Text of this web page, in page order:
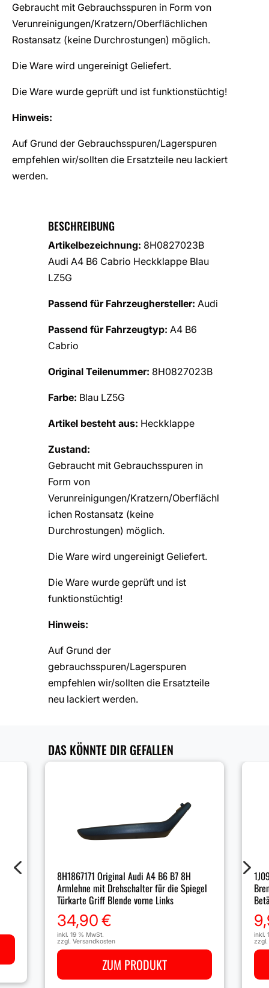
Gebraucht mit Gebrauchsspuren in Form von
Verunreinigungen/Kratzern/Oberflächlichen
Rostansatz (keine Durchrostungen) möglich.
Die Ware wird ungereinigt Geliefert.
Die Ware wurde geprüft und ist funktionstüchtig!
Hinweis:
Auf Grund der Gebrauchsspuren/Lagerspuren
empfehlen wir/sollten die Ersatzteile neu lackiert
werden.
BESCHREIBUNG
Artikelbezeichnung: 8H0827023B
Audi A4 B6 Cabrio Heckklappe Blau
LZ5G
Passend für Fahrzeughersteller: Audi
Passend für Fahrzeugtyp: A4 B6
Cabrio
Original Teilenummer: 8H0827023B
Farbe: Blau LZ5G
Artikel besteht aus: Heckklappe
Zustand:
Gebraucht mit Gebrauchsspuren in
Form von
Verunreinigungen/Kratzern/Oberflächl
ichen Rostansatz (keine
Durchrostungen) möglich.
Die Ware wird ungereinigt Geliefert.
Die Ware wurde geprüft und ist
funktionstüchtig!
Hinweis:
Auf Grund der
gebrauchsspuren/Lagerspuren
empfehlen wir/sollten die Ersatzteile
neu lackiert werden.
DAS KÖNNTE DIR GEFALLEN
8H1867171 Original Audi A4 B6 B7 8H
Armlehne mit Drehschalter für die Spiegel
Türkarte Griff Blende vorne Links
34,90€
inkl. 19 % MwSt.
zzgl. Versandkosten
ZUM PRODUKT
inkl.
zzgl.
4 5